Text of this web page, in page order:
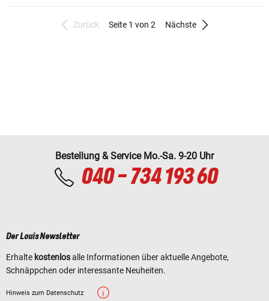
Zurück Seite 1 von 2 Nächste
Bestellung & Service Mo.-Sa. 9-20 Uhr
040 - 734 193 60
Der Louis Newsletter
Erhalte kostenlosalle Informationen über aktuelle Angebote,
Schnäppchen oder interessante Neuheiten.
Hinweis zum Datenschutz